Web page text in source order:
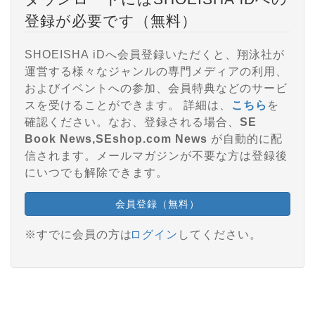
登録が必要です（無料）
SHOEISHA iDへ会員登録いただくと、翔泳社が
運営する様々なジャンルの専門メディアの利用、
およびイベントへの参加、会員特典などのサービ
スを受けることができます。 詳細は、
こちら を
確認ください。なお、登録される場合、 SE
Book News,SEshop.com News が自動的に配
信されます。メールマガジンが不要な方は登録後
にいつでも解除できます。
会員登録（無料）
※すでに会員の方はログイン してください。